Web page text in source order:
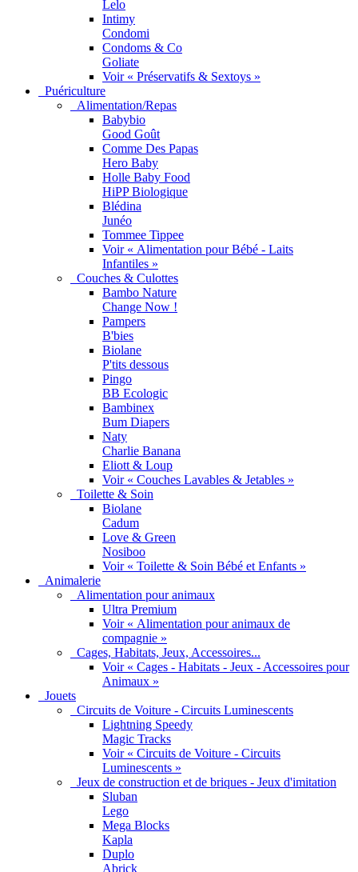
Lelo
Intimy
Condomi
Condoms & Co
Goliate
Voir « Préservatifs & Sextoys »
Puériculture
Alimentation/Repas
Babybio
Good Goût
Comme Des Papas
Hero Baby
Holle Baby Food
HiPP Biologique
Blédina
Junéo
Tommee Tippee
Voir « Alimentation pour Bébé - Laits
Infantiles »
Couches & Culottes
Bambo Nature
Change Now !
Pampers
B'bies
Biolane
P'tits dessous
Pingo
BB Ecologic
Bambinex
Bum Diapers
Naty
Charlie Banana
Eliott & Loup
Voir « Couches Lavables & Jetables »
Toilette & Soin
Biolane
Cadum
Love & Green
Nosiboo
Voir « Toilette & Soin Bébé et Enfants »
Animalerie
Alimentation pour animaux
Ultra Premium
Voir « Alimentation pour animaux de
compagnie »
Cages, Habitats, Jeux, Accessoires...
Voir « Cages - Habitats - Jeux - Accessoires pour
Animaux »
Jouets
Circuits de Voiture - Circuits Luminescents
Lightning Speedy
Magic Tracks
Voir « Circuits de Voiture - Circuits
Luminescents »
Jeux de construction et de briques - Jeux d'imitation
Sluban
Lego
Mega Blocks
Kapla
Duplo
Abrick